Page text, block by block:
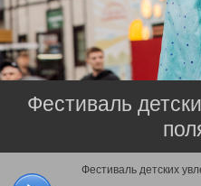
Фестиваль детских
Фестиваль